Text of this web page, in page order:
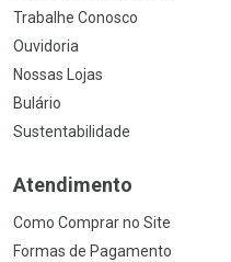
Trabalhe Conosco
Ouvidoria
Nossas Lojas
Bulário
Sustentabilidade
Atendimento
Como Comprar no Site
Formas de Pagamento